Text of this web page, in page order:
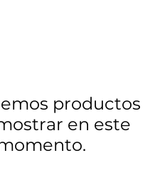
productos
en este